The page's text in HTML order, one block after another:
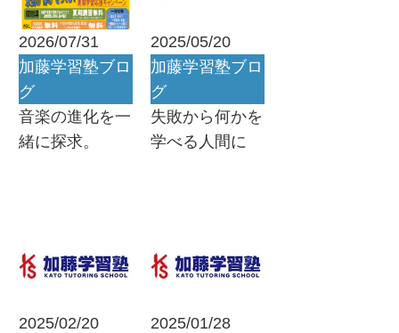
2026/07/31
加藤学習塾ブロ
グ
音楽の進化を一
緒に探求。
2025/05/20
加藤学習塾ブロ
グ
失敗から何かを
学べる人間に
2025/02/20
2025/01/28